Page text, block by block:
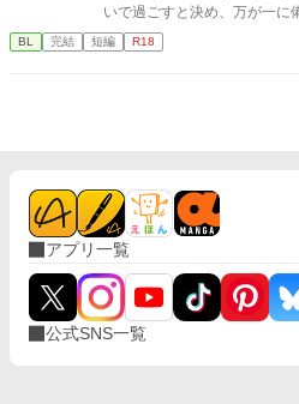
いで過ごすと決め、万が一に
ある日閨の講義を頼まれる。
BL 完結 短編 R18
アプリ一覧
公式SNS一覧